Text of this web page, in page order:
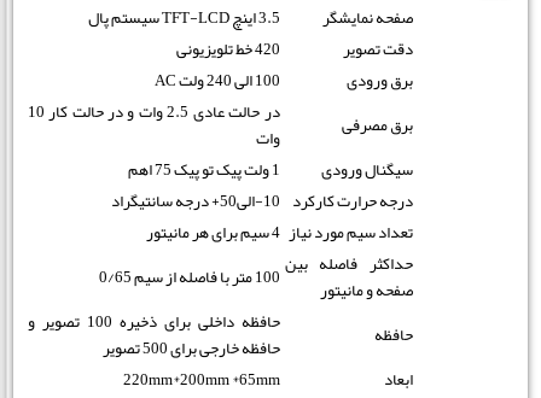
صفحه نمایشگر
3.5 اینچ TFT-LCD سیستم پال
دقت تصویر
420 خط تلویزیونی
برق ورودی
100 الی 240 ولت AC
برق مصرفی
در حالت عادی 2.5 وات و در حالت کار 10
وات
سیگنال ورودی
1 ولت پیک تو پیک 75 اهم
درجه حرارت کارکرد 10-الی50+ درجه سانتیگراد
تعداد سیم مورد نیاز 4 سیم برای هر مانیتور
حداکثر فاصله بین
صفحه و مانیتور
100 متر با فاصله از سیم 0/65
حافظه
حافظه داخلی برای ذخیره 100 تصویر و
حافظه خارجی برای 500 تصویر
ابعاد
220mm*200mm *65mm